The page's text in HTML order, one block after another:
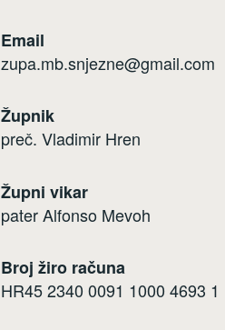
Email
zupa.mb.snjezne@gmail.com
Župnik
preč. Vladimir Hren
Župni vikar
pater Alfonso Mevoh
Broj žiro računa
HR45 2340 0091 1000 4693 1